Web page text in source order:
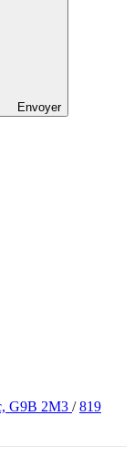
Envoyer
G9B 2M3 / 819